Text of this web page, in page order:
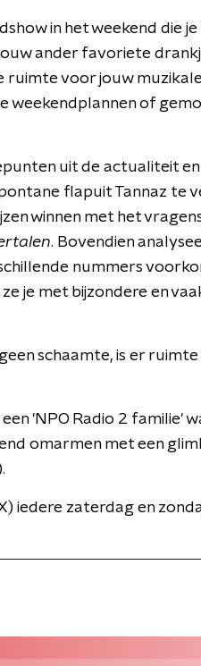
in het weekend die
ander favoriete
ruimte voor jouw
weekendplannen of
uit de actualiteit
flapuit Tannaz te
winnen met het
. Bovendien
nummers
je met bijzondere en
schaamte, is er
'NPO Radio 2 familie'
omarmen met een
iedere zaterdag en